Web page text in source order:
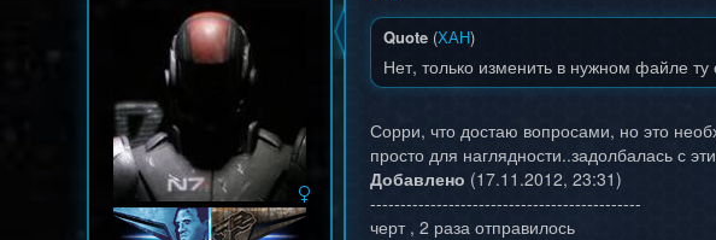
Quote (ХАН)
Нет, только изменить в нужном файле ту
Сорри, что достаю вопросами, но это
просто для наглядности..задолбалась с
Добавлено (17.11.2012, 23:31)
---------------------------------------------
черт , 2 раза отправилось